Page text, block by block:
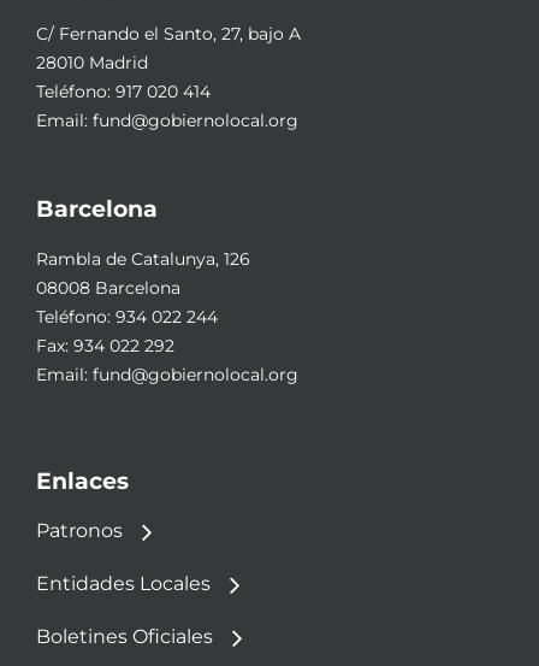
C/ Fernando el Santo, 27, bajo A
28010 Madrid
Teléfono: 917 020 414
Email: fund@gobiernolocal.org
Barcelona
Rambla de Catalunya, 126
08008 Barcelona
Teléfono: 934 022 244
Fax: 934 022 292
Email: fund@gobiernolocal.org
Enlaces
Patronos
Entidades Locales
Boletines Oficiales